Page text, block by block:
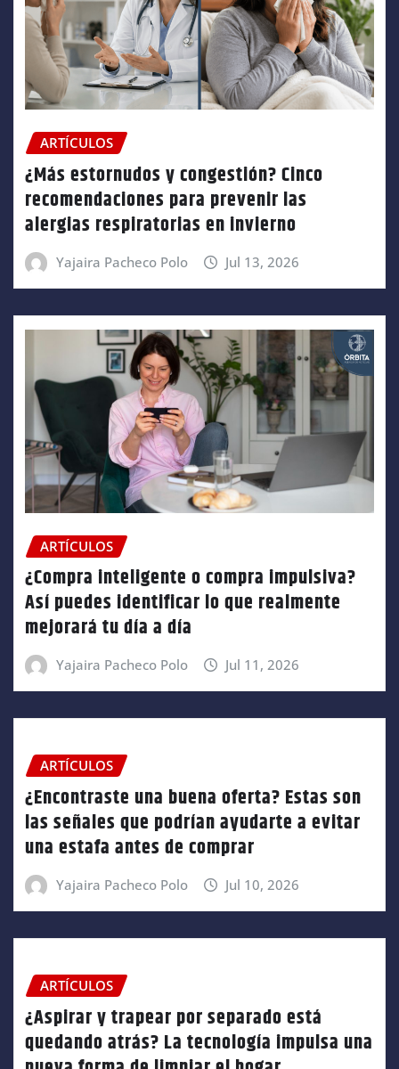
ARTÍCULOS
¿Más estornudos y congestión? Cinco
recomendaciones para prevenir las
alergias respiratorias en invierno
Yajaira Pacheco Polo Jul 13, 2026
ARTÍCULOS
¿Compra inteligente o compra impulsiva?
Así puedes identificar lo que realmente
mejorará tu día a día
Yajaira Pacheco Polo Jul 11, 2026
ARTÍCULOS
¿Encontraste una buena oferta? Estas son
las señales que podrían ayudarte a evitar
una estafa antes de comprar
Yajaira Pacheco Polo Jul 10, 2026
ARTÍCULOS
¿Aspirar y trapear por separado está
quedando atrás? La tecnología impulsa una